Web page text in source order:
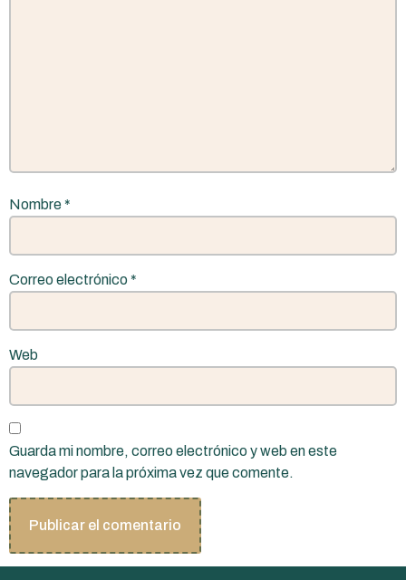
Nombre*
Correo electrónico*
Web
Guarda mi nombre, correo electrónico y web en este
navegador para la próxima vez que comente.